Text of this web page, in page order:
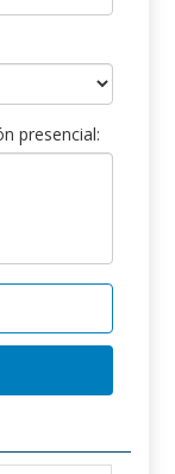
presencial: